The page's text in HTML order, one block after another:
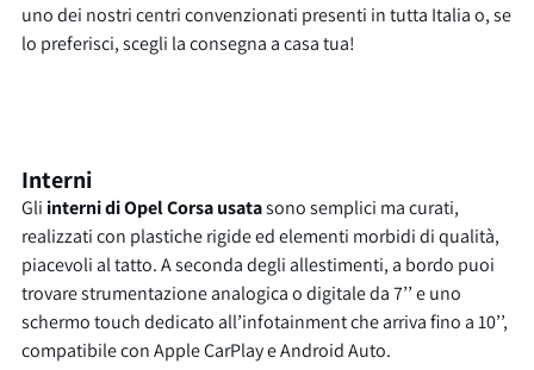
uno dei nostri centri convenzionati presenti in tutta Italia o, se
lo preferisci, scegli la consegna a casa tua!
Interni
Gli interni di Opel Corsa usatasono semplici ma curati,
realizzati con plastiche rigide ed elementi morbidi di qualità,
piacevoli al tatto. A seconda degli allestimenti, a bordo puoi
trovare strumentazione analogica o digitale da 7’’ e uno
schermo touch dedicato all’infotainment che arriva fino a 10’’,
compatibile con Apple CarPlay e Android Auto.